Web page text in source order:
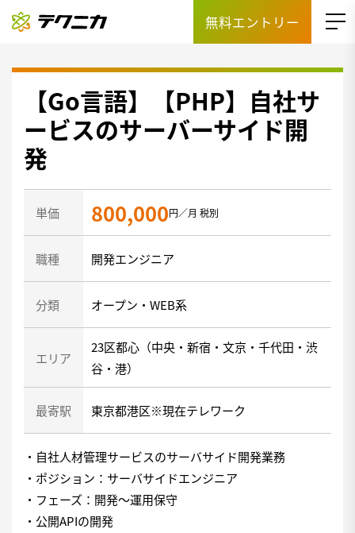
無料エントリー
【Go言語】【PHP】自社サ
ービスのサーバーサイド開
発
単価 800,000円／月 税別
職種 開発エンジニア
分類 オープン・WEB系
エリア
23区都心（中央・新宿・文京・千代田・渋
谷・港）
最寄駅 東京都港区※現在テレワーク
・自社人材管理サービスのサーバサイド開発業務
・ポジション：サーバサイドエンジニア
・フェーズ：開発～運用保守
・公開APIの開発